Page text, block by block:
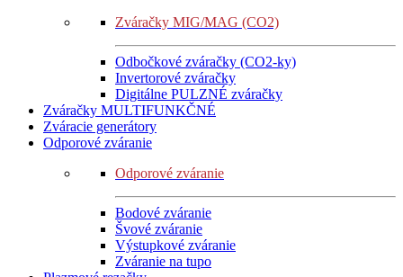
Zváračky MIG/MAG (CO2)
Odbočkové zváračky (CO2-ky)
Invertorové zváračky
Digitálne PULZNÉ zváračky
Zváračky MULTIFUNKČNÉ
Zváracie generátory
Odporové zváranie
Odporové zváranie
Bodové zváranie
Švové zváranie
Výstupkové zváranie
Zváranie na tupo